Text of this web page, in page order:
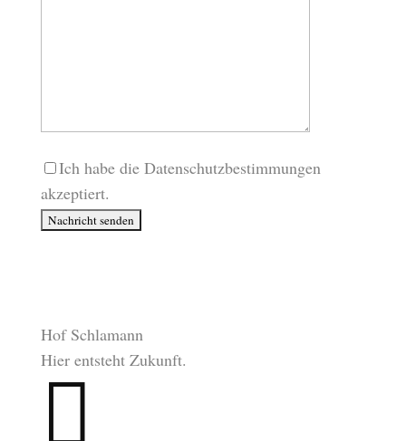
Ich habe die Datenschutzbestimmungen
akzeptiert.
Hof Schlamann
Hier entsteht Zukunft.
